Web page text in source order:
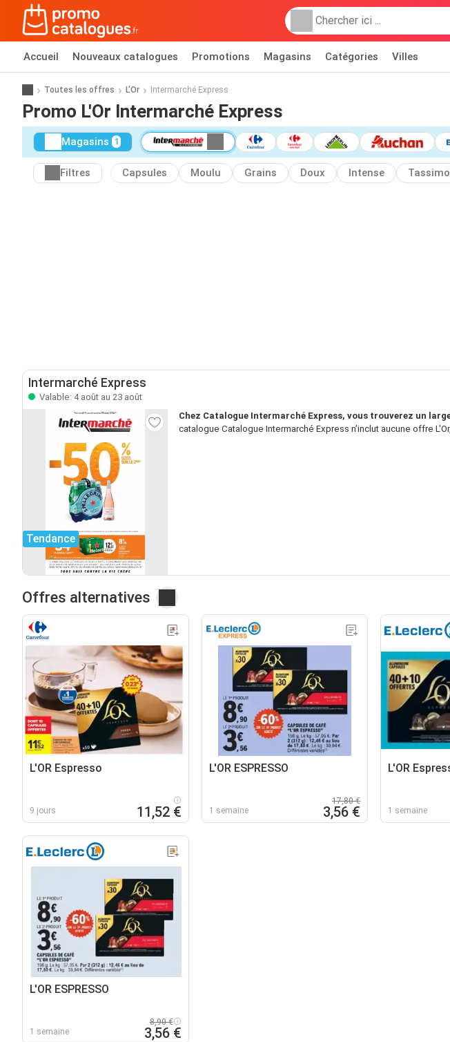
Accueil Nouveaux catalogues Promotions Magasins Catégories Villes
Toutes les offres L'Or Intermarché Express
Promo L'Or Intermarché Express
Magasins 1
Filtres Capsules Moulu Grains Doux Intense Tassimo
Intermarché Express
Valable: 4 août au 23 août
Tendance
Chez Catalogue Intermarché Express, vous trouverez un
catalogue Catalogue Intermarché Express n’inclut aucune offre
Offres alternatives
L'OR Espresso
9 jours 11,52 €
L'OR ESPRESSO
1 semaine
17,80 €
3,56 €
L'OR
1 semaine
L'OR ESPRESSO
1 semaine
8,90 €
3,56 €